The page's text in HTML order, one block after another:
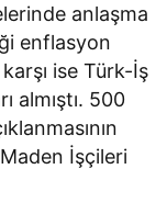
anlaşma
enflasyon
ise Türk-İş
almıştı. 500
İşçileri